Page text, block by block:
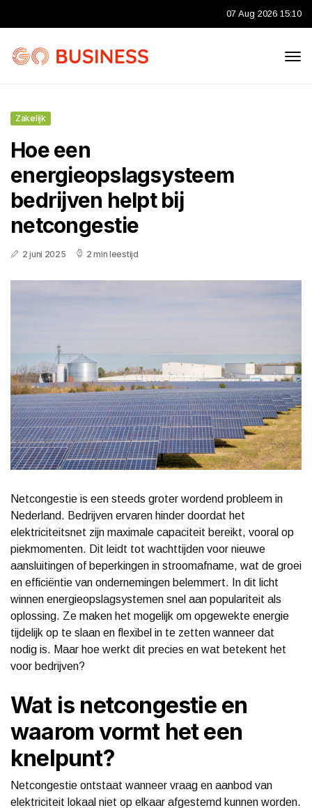
07 Aug 2026 15:10
Zakelijk
Hoe een
energieopslagsysteem
bedrijven helpt bij
netcongestie
2 juni 2025 2 min leestijd
Netcongestie is een steeds groter wordend probleem in
Nederland. Bedrijven ervaren hinder doordat het
elektriciteitsnet zijn maximale capaciteit bereikt, vooral op
piekmomenten. Dit leidt tot wachttijden voor nieuwe
aansluitingen of beperkingen in stroomafname, wat de groei
en efficiëntie van ondernemingen belemmert. In dit licht
winnen energieopslagsystemen snel aan populariteit als
oplossing. Ze maken het mogelijk om opgewekte energie
tijdelijk op te slaan en flexibel in te zetten wanneer dat
nodig is. Maar hoe werkt dit precies en wat betekent het
voor bedrijven?
Wat is netcongestie en
waarom vormt het een
knelpunt?
Netcongestie ontstaat wanneer vraag en aanbod van
elektriciteit lokaal niet op elkaar afgestemd kunnen worden.